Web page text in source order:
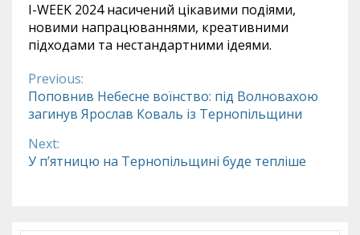
I-WEEK 2024 насичений цікавими подіями,
новими напрацюваннями, креативними
підходами та нестандартними ідеями.
Continue
Reading
Previous:
Поповнив Небесне воїнство: під Волновахою
загинув Ярослав Коваль із Тернопільщини
Next:
У п’ятницю на Тернопільщині буде тепліше